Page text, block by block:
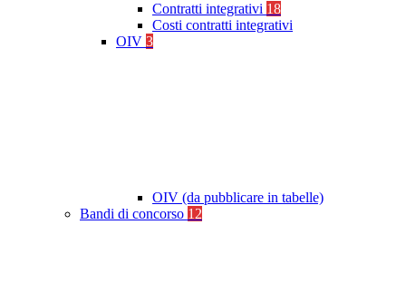
Contratti integrativi 18
Costi contratti integrativi
OIV 3
OIV (da pubblicare in tabelle)
Bandi di concorso 12